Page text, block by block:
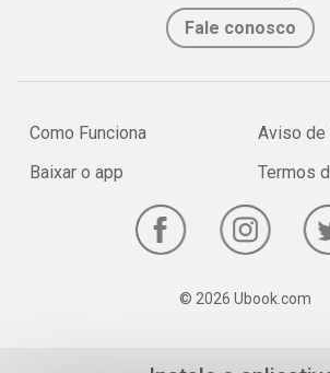
Fale conosco
Como Funciona
Baixar o app
Aviso de
Termos
© 2026 Ubook.com